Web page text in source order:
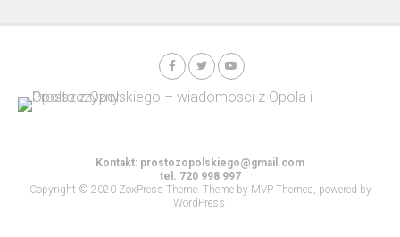
Kontakt: prostozopolskiego@gmail.com
tel. 720 998 997
Copyright © 2020 ZoxPress Theme. Theme by MVP Themes, powered by
WordPress.